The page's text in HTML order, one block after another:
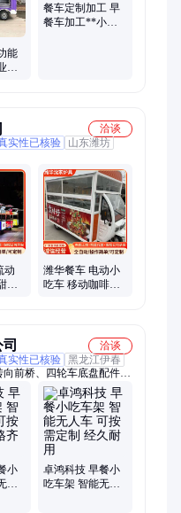
能
定
餐车定制加工 早
餐车加工**小吃
洽谈
实性已核验
山东潍坊
动
品
潍华餐车 电动小
吃车 移动咖啡奶
洽谈
实性已核验 黑龙江伊春
前桥、四轮车底盘配件、
桥、电动甩挂牵引车头、
一体后桥、电动车配件、
禽款碟刹前桥
小
人
卓鸿科技 早餐小
吃车架 智能无人